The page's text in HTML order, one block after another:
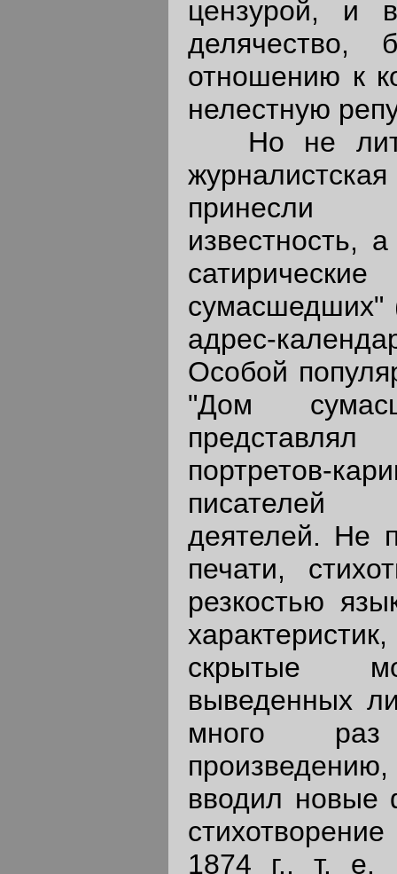
цензурой, и
делячество,
отношению к
нелестную
Но не
известность,
сумасшедших"
адрес-
Особой
"Дом
портретов-
писателей
деятелей. Не
печати,
резкостью
скрытые
выведенных
много
вводил новые
1874 г., т. е.